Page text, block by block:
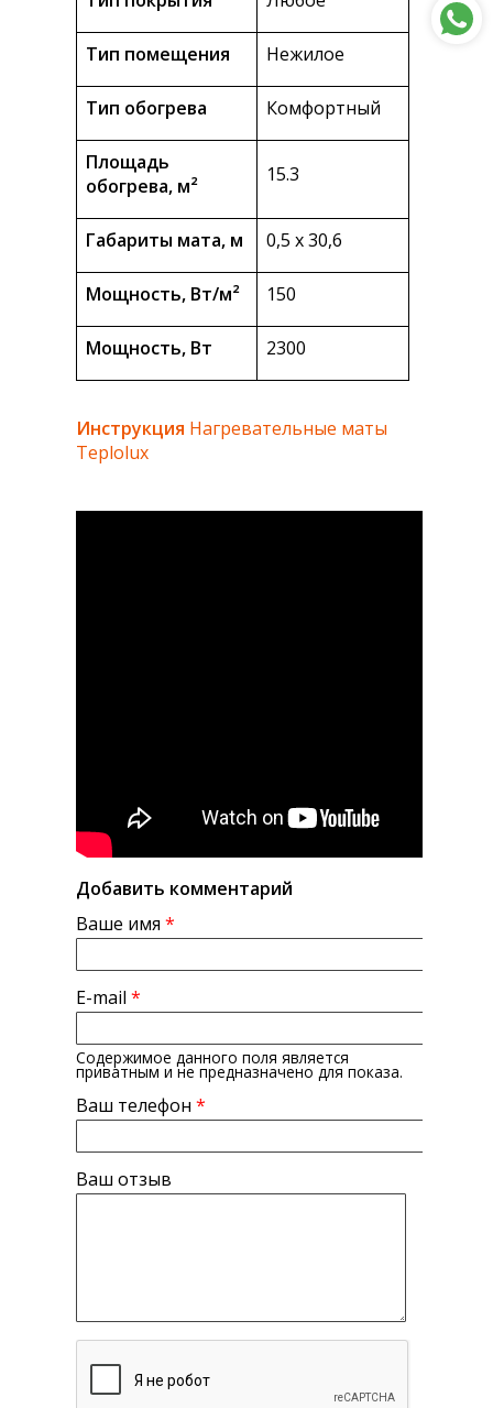
Тип помещения Нежилое
Тип обогрева Комфортный
Площадь
обогрева, м²
15.3
Габариты мата, м 0,5 х 30,6
Мощность, Вт/м² 150
Мощность, Вт 2300
Инструкция Нагревательные маты
Teplolux
Добавить комментарий
Ваше имя *
E-mail *
Содержимое данного поля является
приватным и не предназначено для показа.
Ваш телефон *
Ваш отзыв